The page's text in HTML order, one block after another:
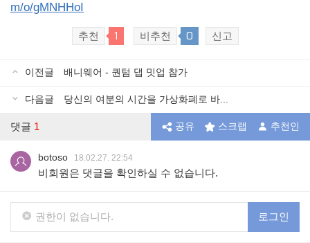
m/o/gMNHHoI
추천 1 비추천 0 신고
이전글 배니웨어 - 퀀텀 댑 밋업 참가
다음글 당신의 여분의 시간을 가상화폐로 바...
댓글 1 공유 스크랩 추천인
botoso 18.02.27. 22:54
비회원은 댓글을 확인하실 수 없습니다.
권한이 없습니다. 로그인